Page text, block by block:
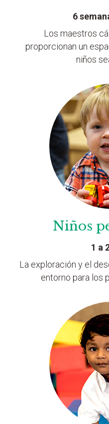
6
Los maestros
proporcionan un
niños
Niños
1 a
La exploración y el
entorno para los